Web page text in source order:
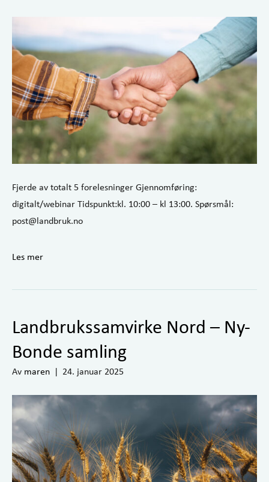
Fjerde av totalt 5 forelesninger Gjennomføring:
digitalt/webinar Tidspunkt:kl. 10:00 – kl 13:00. Spørsmål:
post@landbruk.no
Les mer
Landbrukssamvirke Nord – Ny-
Bonde samling
Av maren | 24. januar 2025